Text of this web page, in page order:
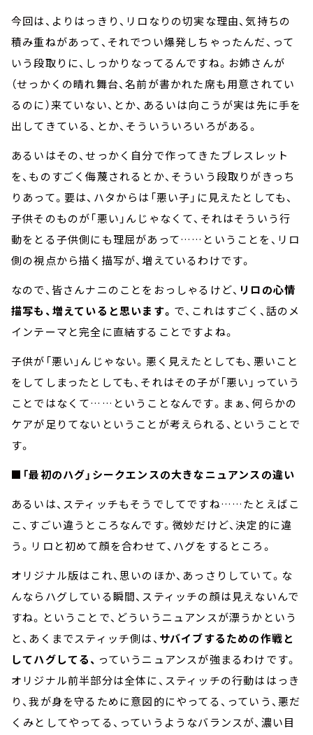
今回は、よりはっきり、リロなりの切実な理由、気持ちの
積み重ねがあって、それでつい爆発しちゃったんだ、って
いう段取りに、しっかりなってるんですね。お姉さんが
（せっかくの晴れ舞台、名前が書かれた席も用意されてい
るのに）来ていない、とか、あるいは向こうが実は先に手を
出してきている、とか、そういういろいろがある。
あるいはその、せっかく自分で作ってきたブレスレット
を、ものすごく侮蔑されるとか、そういう段取りがきっち
りあって。要は、ハタからは「悪い子」に見えたとしても、
子供そのものが「悪い」んじゃなくて、それはそういう行
動をとる子供側にも理屈があって……ということを、リロ
側の視点から描く描写が、増えているわけです。
なので、皆さんナニのことをおっしゃるけど、 リロの心情
描写も、増えていると思います。 で、これはすごく、話のメ
インテーマと完全に直結することですよね。
子供が「悪い」んじゃない。悪く見えたとしても、悪いこと
をしてしまったとしても、それはその子が「悪い」っていう
ことではなくて……ということなんです。まぁ、何らかの
ケアが足りてないということが考えられる、ということで
す。
■「最初のハグ」シークエンスの大きなニュアンスの違い
あるいは、スティッチもそうでしてですね……たとえばこ
こ、すごい違うところなんです。微妙だけど、決定的に違
う。リロと初めて顔を合わせて、ハグをするところ。
オリジナル版はこれ、思いのほか、あっさりしていて。な
んならハグしている瞬間、スティッチの顔は見えないんで
すね。ということで、どういうニュアンスが漂うかという
と、あくまでスティッチ側は、 サバイブするための作戦と
してハグしてる、 っていうニュアンスが強まるわけです。
オリジナル前半部分は全体に、スティッチの行動ははっき
り、我が身を守るために意図的にやってる、っていう、悪だ
くみとしてやってる、っていうようなバランスが、濃い目